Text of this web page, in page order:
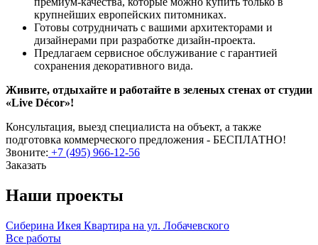
крупнейших европейских питомниках.
Готовы сотрудничать с вашими архитекторами и
дизайнерами при разработке дизайн-проекта.
Предлагаем сервисное обслуживание с гарантией
сохранения декоративного вида.
Живите, отдыхайте и работайте в зеленых стенах от студии
«Live Décor»!
Консультация, выезд специалиста на объект, а также
подготовка коммерческого предложения - БЕСПЛАТНО!
Звоните: +7 (495) 966-12-56
Заказать
Наши проекты
Сиберина Икея Квартира на ул. Лобачевского
Все работы